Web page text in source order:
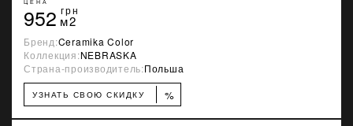
952 грн
м2
Бренд:Ceramika Color
Коллекция:NEBRASKA
Страна-производитель:Польша
УЗНАТЬ СВОЮ СКИДКУ %